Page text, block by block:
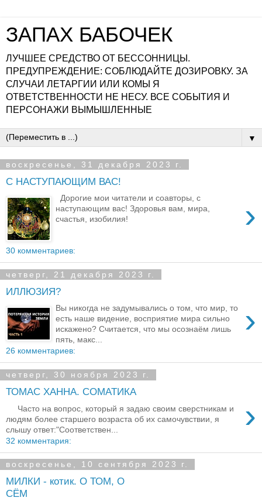
ЗАПАХ БАБОЧЕК
ЛУЧШЕЕ СРЕДСТВО ОТ БЕССОННИЦЫ.
ПРЕДУПРЕЖДЕНИЕ: СОБЛЮДАЙТЕ ДОЗИРОВКУ. ЗА
СЛУЧАИ ЛЕТАРГИИ ИЛИ КОМЫ Я
ОТВЕТСТВЕННОСТИ НЕ НЕСУ. ВСЕ СОБЫТИЯ И
ПЕРСОНАЖИ ВЫМЫШЛЕННЫЕ
▼
воскресенье, 31 декабря 2023 г.
С НАСТУПАЮЩИМ ВАС!
›
Дорогие мои читатели и соавторы, с
наступающим вас! Здоровья вам, мира,
счастья, изобилия!
30 комментариев:
четверг, 21 декабря 2023 г.
ИЛЛЮЗИЯ?
›
Вы никогда не задумывались о том, что мир, то
есть наше видение, восприятие мира сильно
искажено? Считается, что мы осознаём лишь
пять, макс...
26 комментариев:
четверг, 30 ноября 2023 г.
ТОМАС ХАННА. СОМАТИКА
›
Часто на вопрос, который я задаю своим сверстникам и
людям более старшего возраста об их самочувствии, я
слышу ответ:"Соответствен...
32 комментария:
воскресенье, 10 сентября 2023 г.
МИЛКИ - котик. О ТОМ, О
СЁМ